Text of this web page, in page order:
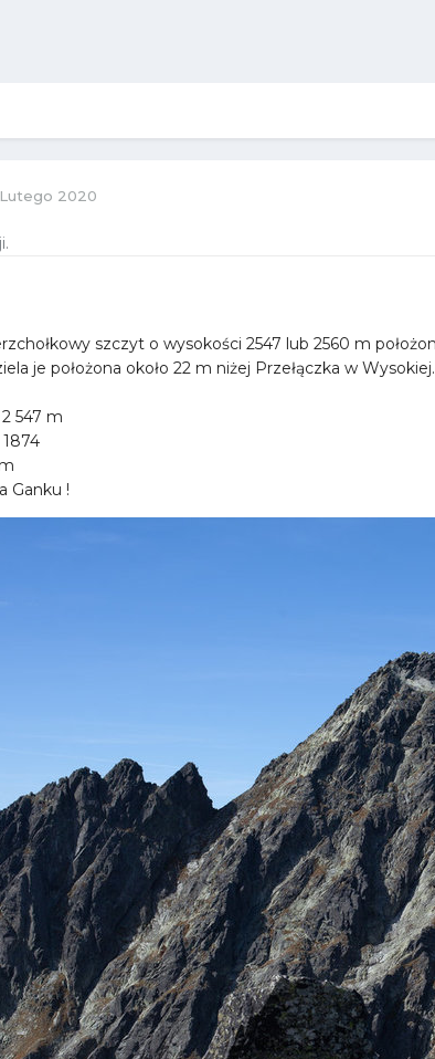
2020
.
szczyt o wysokości 2547 lub 2560 m
je położona około 22 m niżej Przełączka w Wysokiej.
2 547 m
1874
Ganku !